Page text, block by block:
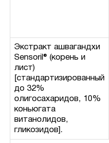
Экстракт ашвагандхи
Sensoril® (корень и
лист)
[стандартизированный
до 32%
олигосахаридов, 10%
коньюгата
витанолидов,
гликозидов].